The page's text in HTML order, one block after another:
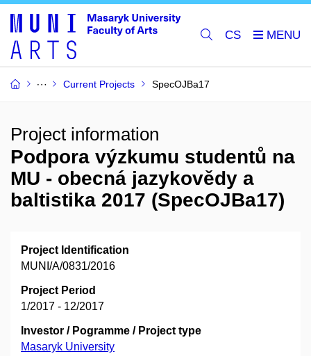
CS
Current Projects SpecOJBa17
Project information
Podpora výzkumu studentů na
MU - obecná jazykovědy a
baltistika 2017 (SpecOJBa17)
Project Identification
MUNI/A/0831/2016
Project Period
1/2017 - 12/2017
Investor / Pogramme / Project type
Masaryk University